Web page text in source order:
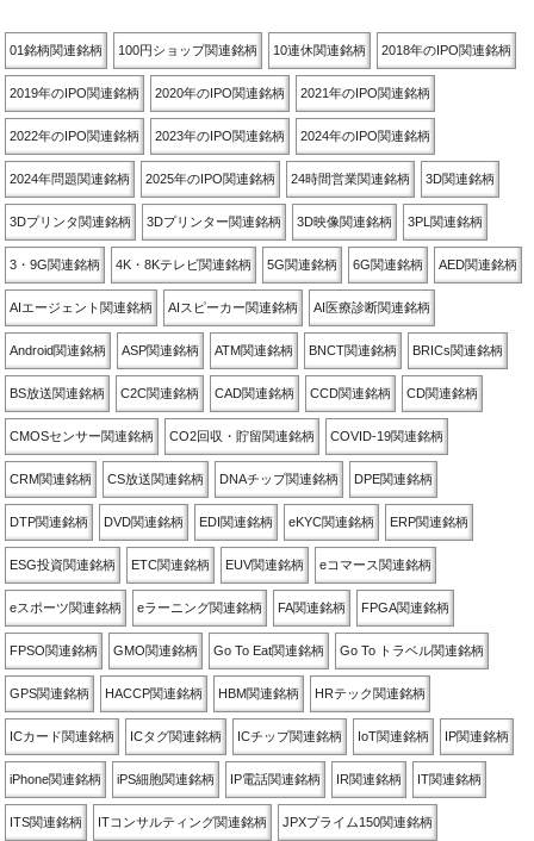
01銘柄関連銘柄 100円ショップ関連銘柄 10連休関連銘柄 2018年のIPO関連銘柄
2019年のIPO関連銘柄 2020年のIPO関連銘柄 2021年のIPO関連銘柄
2022年のIPO関連銘柄 2023年のIPO関連銘柄 2024年のIPO関連銘柄
2024年問題関連銘柄 2025年のIPO関連銘柄 24時間営業関連銘柄 3D関連銘柄
3Dプリンタ関連銘柄 3Dプリンター関連銘柄 3D映像関連銘柄 3PL関連銘柄
3・9G関連銘柄 4K・8Kテレビ関連銘柄 5G関連銘柄 6G関連銘柄 AED関連銘柄
AIエージェント関連銘柄 AIスピーカー関連銘柄 AI医療診断関連銘柄
Android関連銘柄 ASP関連銘柄 ATM関連銘柄 BNCT関連銘柄 BRICs関連銘柄
BS放送関連銘柄 C2C関連銘柄 CAD関連銘柄 CCD関連銘柄 CD関連銘柄
CMOSセンサー関連銘柄 CO2回収・貯留関連銘柄 COVID-19関連銘柄
CRM関連銘柄 CS放送関連銘柄 DNAチップ関連銘柄 DPE関連銘柄
DTP関連銘柄 DVD関連銘柄 EDI関連銘柄 eKYC関連銘柄 ERP関連銘柄
ESG投資関連銘柄 ETC関連銘柄 EUV関連銘柄 eコマース関連銘柄
eスポーツ関連銘柄 eラーニング関連銘柄 FA関連銘柄 FPGA関連銘柄
FPSO関連銘柄 GMO関連銘柄 Go To Eat関連銘柄 Go To トラベル関連銘柄
GPS関連銘柄 HACCP関連銘柄 HBM関連銘柄 HRテック関連銘柄
ICカード関連銘柄 ICタグ関連銘柄 ICチップ関連銘柄 IoT関連銘柄 IP関連銘柄
iPhone関連銘柄 iPS細胞関連銘柄 IP電話関連銘柄 IR関連銘柄 IT関連銘柄
ITS関連銘柄 ITコンサルティング関連銘柄 JPXプライム150関連銘柄